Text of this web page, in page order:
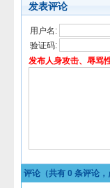
发表评论
用户名:
验证码:
发布人身攻击、辱骂
评论（共有 0 条评论，